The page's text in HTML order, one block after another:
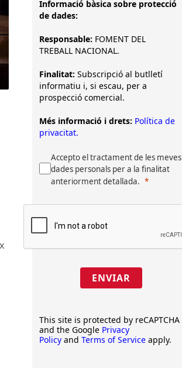
Informació bàsica sobre protecció
de dades:
Responsable: FOMENT DEL
TREBALL NACIONAL.
Finalitat: Subscripció al butlletí
informatiu i, si escau, per a
prospecció comercial.
Més informació i drets: Política de
privacitat.
Accepto el tractament de les meves
dades personals per a la finalitat
anteriorment detallada.
ENVIAR
This site is protected by reCAPTCHA
and the Google Privacy
Policy and Terms of Service apply.